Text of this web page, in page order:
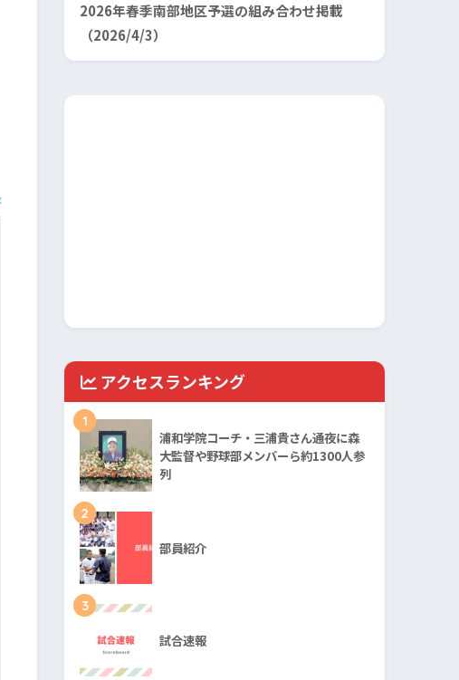
2026年春季南部地区予選の組み合わせ掲載
（2026/4/3）
アクセスランキング
1
浦和学院コーチ・三浦貴さん通夜に森
大監督や野球部メンバーら約1300人参
列
2
部員紹介
3
試合速報